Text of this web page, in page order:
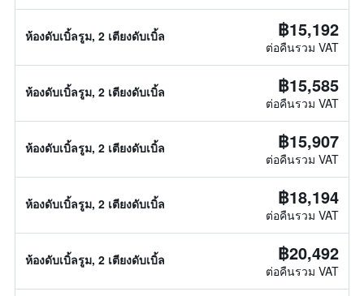
ห้องดับเบิ้ลรูม, 2 เตียงดับเบิ้ล ฿15,192
ต่อคืนรวม VAT
ห้องดับเบิ้ลรูม, 2 เตียงดับเบิ้ล ฿15,585
ต่อคืนรวม VAT
ห้องดับเบิ้ลรูม, 2 เตียงดับเบิ้ล ฿15,907
ต่อคืนรวม VAT
ห้องดับเบิ้ลรูม, 2 เตียงดับเบิ้ล ฿18,194
ต่อคืนรวม VAT
ห้องดับเบิ้ลรูม, 2 เตียงดับเบิ้ล ฿20,492
ต่อคืนรวม VAT